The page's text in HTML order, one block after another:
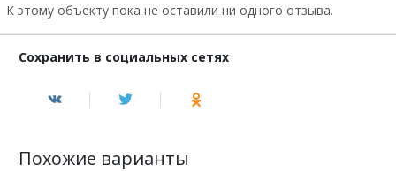
К этому объекту пока не оставили ни одного отзыва.
Сохранить в социальных сетях
Похожие варианты